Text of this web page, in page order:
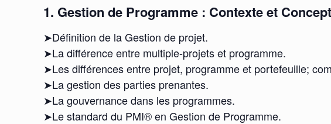
1. Gestion de Programme : Contexte et
➤Définition de la Gestion de projet.
➤La différence entre multiple-projets et programme.
➤Les différences entre projet, programme et portefeuille;
➤La gestion des parties prenantes.
➤La gouvernance dans les programmes.
➤Le standard du PMI® en Gestion de Programme.